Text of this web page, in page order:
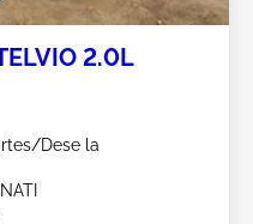
2.0L
Dese la